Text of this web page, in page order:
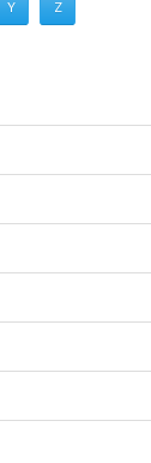
Y Z